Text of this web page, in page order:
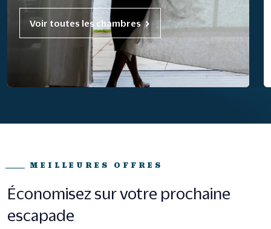
Voir toutes les chambres
MEILLEURES OFFRES
Économisez sur votre prochaine
escapade